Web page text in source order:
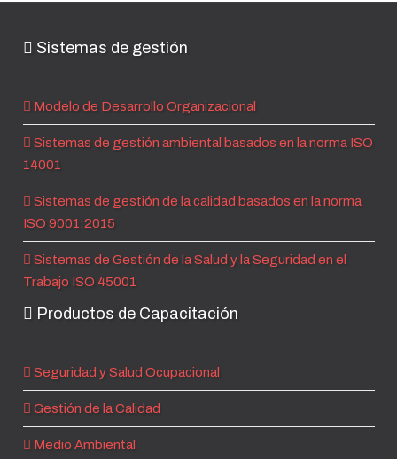
Sistemas de gestión
Modelo de Desarrollo Organizacional
Sistemas de gestión ambiental basados en la norma ISO
14001
Sistemas de gestión de la calidad basados en la norma
ISO 9001:2015
Sistemas de Gestión de la Salud y la Seguridad en el
Trabajo ISO 45001
Productos de Capacitación
Seguridad y Salud Ocupacional
Gestión de la Calidad
Medio Ambiental